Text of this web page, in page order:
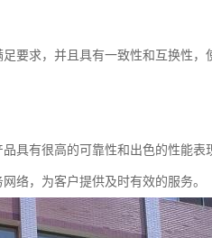
要求，并且具有一致性和互换性
具有很高的可靠性和出色的性能表
络，为客户提供及时有效的服务。